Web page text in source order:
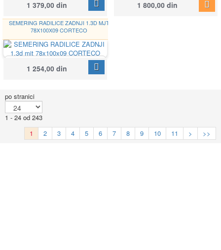
49375288
1 379,00 din
80001355
1 800,00 din
SEMERING RADILICE ZADNJI 1.3D MJT
78X100X09 CORTECO
20032405B
Google
1 254,00 din
po stranici
1 - 24 od 243
1
2 3 4 5 6 7 8 9 10 11 > >>